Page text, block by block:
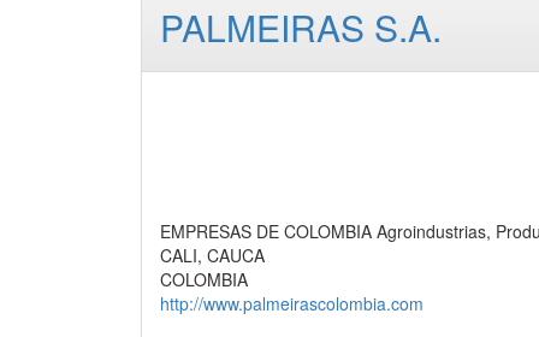
PALMEIRAS S.A.
EMPRESAS DE COLOMBIA Agroindustrias,
CALI, CAUCA
COLOMBIA
http://www.palmeirascolombia.com